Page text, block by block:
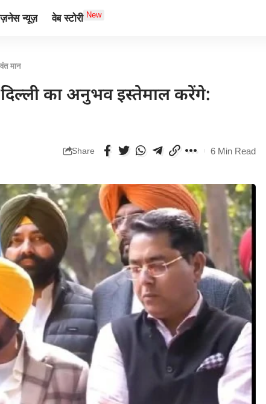
न्यूज़ वेब स्टोरी New
मान
का अनुभव इस्तेमाल करेंगे:
Share 6 Min Read